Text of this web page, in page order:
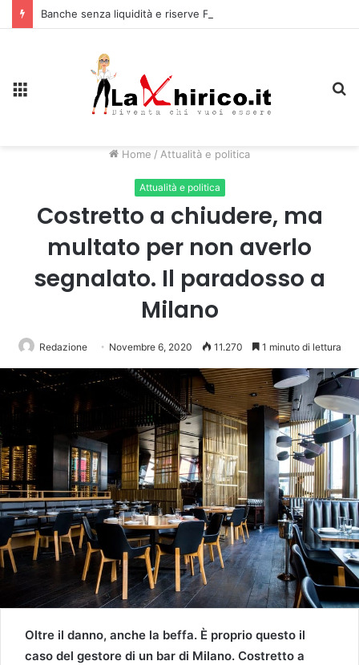
Home / Attualità e politica
Attualità e politica
Costretto a chiudere, ma
multato per non averlo
segnalato. Il paradosso a
Milano
Redazione Novembre 6, 2020 11.270 1 minuto di lettura
Oltre il danno, anche la beffa. È proprio questo il
caso del gestore di un bar di Milano. Costretto a